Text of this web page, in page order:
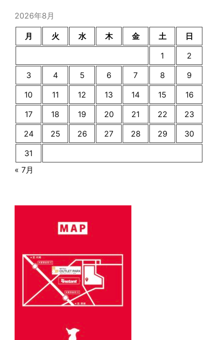
2026年8月
月 火 水 木 金 土
日
1
2
3
4 5 6 7 8
9
10
11 12 13 14 15
16
17
18 19 20 21 22
23
24
25 26 27 28 29
30
31
« 7月